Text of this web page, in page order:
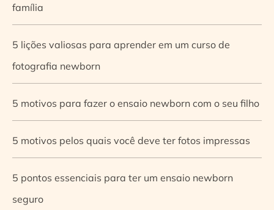
família
5 lições valiosas para aprender em um curso de
fotografia newborn
5 motivos para fazer o ensaio newborn com o seu filho
5 motivos pelos quais você deve ter fotos impressas
5 pontos essenciais para ter um ensaio newborn
seguro